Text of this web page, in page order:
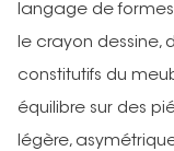
langage de
le crayon dessine,
constitutifs du
équilibre sur des
légère,